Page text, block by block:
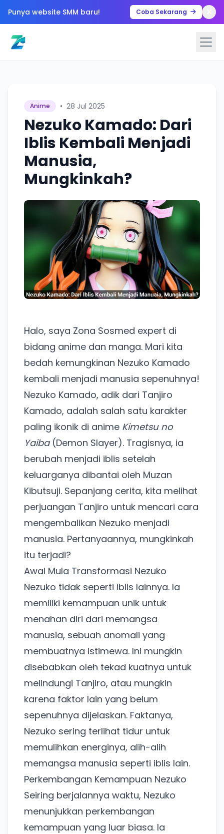
Punya website SMM baru! Coba Sekarang
Anime • 28 Jul 2025
Nezuko Kamado: Dari
Iblis Kembali Menjadi
Manusia,
Mungkinkah?
Halo, saya Zona Sosmed expert di
bidang anime dan manga. Mari kita
bedah kemungkinan Nezuko Kamado
kembali menjadi manusia sepenuhnya!
Nezuko Kamado, adik dari Tanjiro
Kamado, adalah salah satu karakter
paling ikonik di anime Kimetsu no
Yaiba(Demon Slayer). Tragisnya, ia
berubah menjadi iblis setelah
keluarganya dibantai oleh Muzan
Kibutsuji. Sepanjang cerita, kita melihat
perjuangan Tanjiro untuk mencari cara
mengembalikan Nezuko menjadi
manusia. Pertanyaannya, mungkinkah
itu terjadi?
Awal Mula Transformasi Nezuko
Nezuko tidak seperti iblis lainnya. Ia
memiliki kemampuan unik untuk
menahan diri dari memangsa
manusia, sebuah anomali yang
membuatnya istimewa. Ini mungkin
disebabkan oleh tekad kuatnya untuk
melindungi Tanjiro, atau mungkin
karena faktor lain yang belum
sepenuhnya dijelaskan. Faktanya,
Nezuko sering terlihat tidur untuk
memulihkan energinya, alih-alih
memangsa manusia seperti iblis lain.
Perkembangan Kemampuan Nezuko
Seiring berjalannya waktu, Nezuko
menunjukkan perkembangan
kemampuan yang luar biasa. Ia